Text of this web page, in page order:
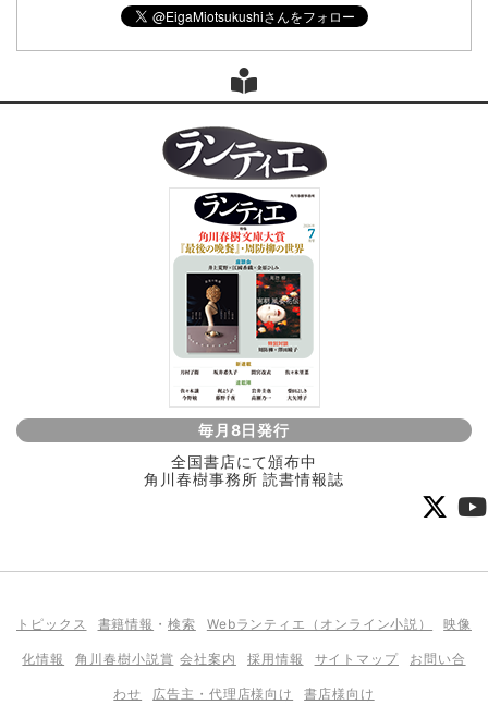
毎月8日発行
全国書店にて頒布中
角川春樹事務所 読書情報誌
トピックス 書籍情報 ・検索 Webランティエ（オンライン小説） 映像
化情報 角川春樹小説賞 会社案内 採用情報 サイトマップ お問い合
わせ 広告主・代理店様向け 書店様向け